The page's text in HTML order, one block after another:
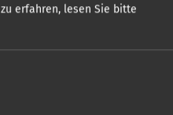
erfahren, lesen Sie bitte